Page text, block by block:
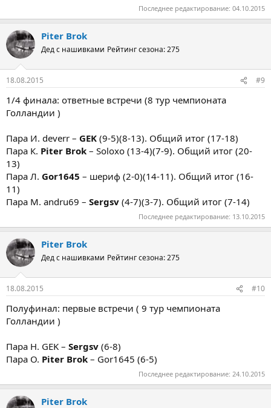
Последнее редактирование: 04.10.2015
Piter Brok
Дед с нашивками Рейтинг сезона: 275
18.08.2015 #9
1/4 финала: ответные встречи (8 тур чемпионата
Голландии )
Пара И. deverr – GEK (9-5)(8-13). Общий итог (17-18)
Пара К. Piter Brok – Soloxo (13-4)(7-9). Общий итог (20-
13)
Пара Л. Gor1645 – шериф (2-0)(14-11). Общий итог (16-
11)
Пара М. andru69 – Sergsv (4-7)(3-7). Общий итог (7-14)
Последнее редактирование: 13.10.2015
Piter Brok
Дед с нашивками Рейтинг сезона: 275
18.08.2015 #10
Полуфинал: первые встречи ( 9 тур чемпионата
Голландии )
Пара Н. GEK – Sergsv (6-8)
Пара О. Piter Brok – Gor1645 (6-5)
Последнее редактирование: 24.10.2015
Piter Brok